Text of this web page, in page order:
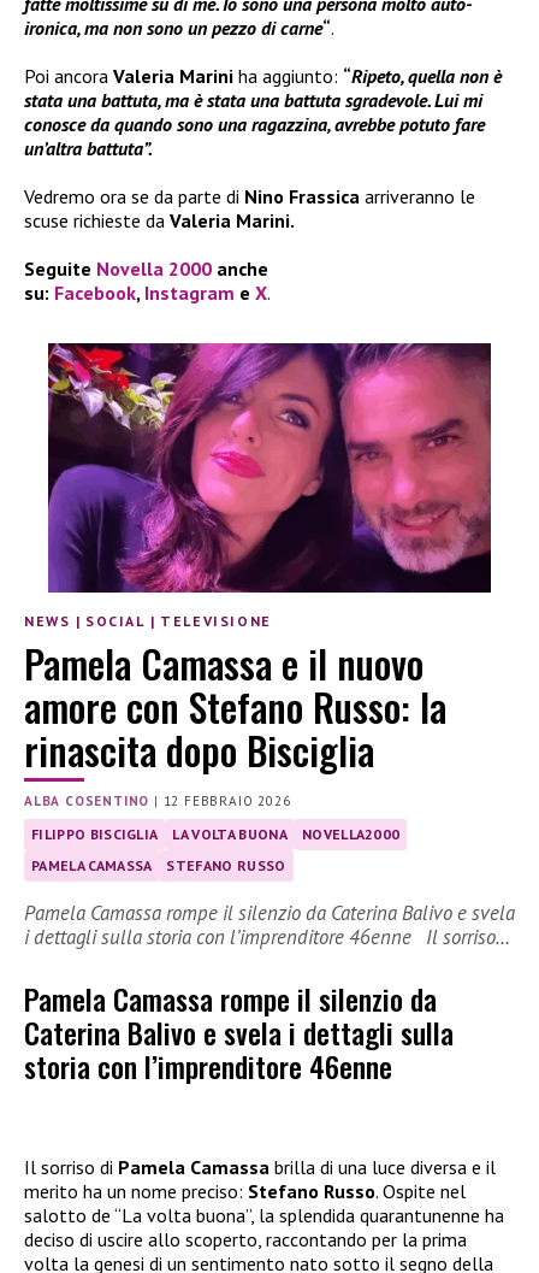
ironica, ma non sono un pezzo di carne“.
Poi ancora Valeria Marini ha aggiunto: “Ripeto, quella non è
stata una battuta, ma è stata una battuta sgradevole. Lui mi
conosce da quando sono una ragazzina, avrebbe potuto fare
un’altra battuta”.
Vedremo ora se da parte di Nino Frassica arriveranno le
scuse richieste da Valeria Marini.
Seguite Novella 2000 anche
su: Facebook, Instagram e X.
NEWS | SOCIAL | TELEVISIONE
Pamela Camassa e il nuovo
amore con Stefano Russo: la
rinascita dopo Bisciglia
ALBA COSENTINO | 12 FEBBRAIO 2026
FILIPPO BISCIGLIA LA VOLTA BUONA
NOVELLA2000
PAMELA CAMASSA
STEFANO RUSSO
Pamela Camassa rompe il silenzio da Caterina Balivo e svela
i dettagli sulla storia con l’imprenditore 46enne Il sorriso…
Pamela Camassa rompe il silenzio da
Caterina Balivo e svela i dettagli sulla
storia con l’imprenditore 46enne
Il sorriso di Pamela Camassa brilla di una luce diversa e il
merito ha un nome preciso: Stefano Russo. Ospite nel
salotto de “La volta buona”, la splendida quarantunenne ha
deciso di uscire allo scoperto, raccontando per la prima
volta la genesi di un sentimento nato sotto il segno della